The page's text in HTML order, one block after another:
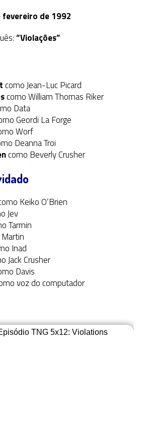
fevereiro de 1992
“Violações”
como Jean-Luc Picard
como William Thomas Riker
Data
Geordi La Forge
Worf
Deanna Troi
como Beverly Crusher
Keiko O’Brien
Jev
Tarmin
Inad
Jack Crusher
Davis
voz do computador
TNG 5x12: Violations